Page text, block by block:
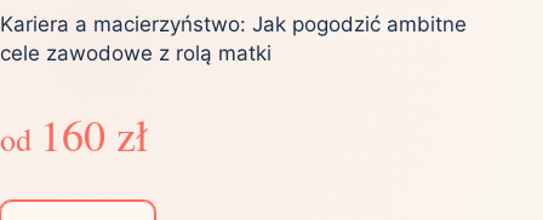
Kariera a macierzyństwo: Jak pogodzić ambitne
cele zawodowe z rolą matki
od 160 zł